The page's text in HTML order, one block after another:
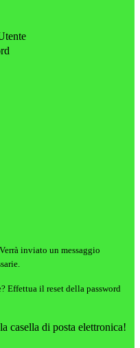
Verrà inviato un messaggio
Effettua il reset della password
casella di posta elettronica!